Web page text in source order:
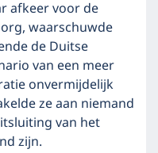
afkeer voor de
waarschuwde
de Duitse
van een meer
onvermijdelijk
ze aan niemand
van het
zijn.